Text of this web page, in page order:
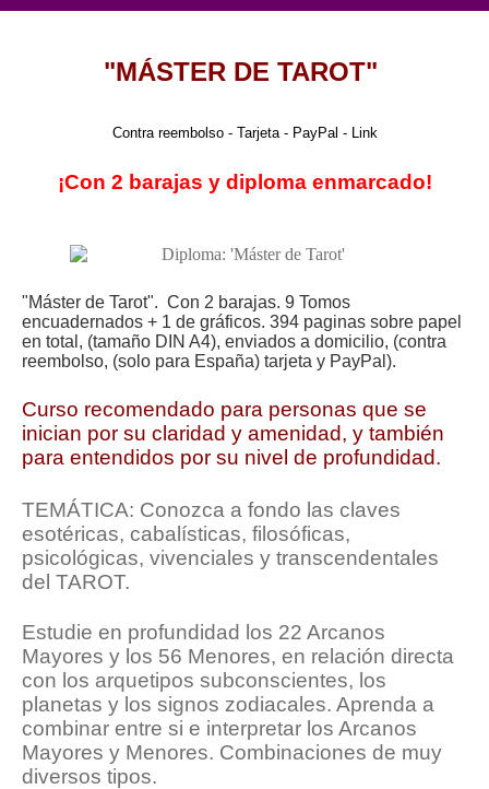
"MÁSTER DE TAROT"
Contra reembolso - Tarjeta - PayPal - Link
¡Con 2 barajas y diploma enmarcado!
"Máster de Tarot". Con 2 barajas. 9 Tomos
encuadernados + 1 de gráficos. 394 paginas sobre papel
en total, (tamaño DIN A4), enviados a domicilio, (contra
reembolso, (solo para España) tarjeta y PayPal).
Curso recomendado para personas que se
inician por su claridad y amenidad, y también
para entendidos por su nivel de profundidad.
TEMÁTICA: Conozca a fondo las claves
esotéricas, cabalísticas, filosóficas,
psicológicas, vivenciales y transcendentales
del TAROT.
Estudie en profundidad los 22 Arcanos
Mayores y los 56 Menores, en relación directa
con los arquetipos subconscientes, los
planetas y los signos zodiacales. Aprenda a
combinar entre si e interpretar los Arcanos
Mayores y Menores. Combinaciones de muy
diversos tipos.